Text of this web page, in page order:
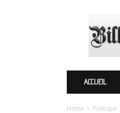
ACCUEIL
Home Politique